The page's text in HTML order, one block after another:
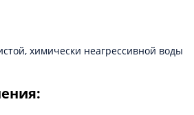
химически неагрессивной воды